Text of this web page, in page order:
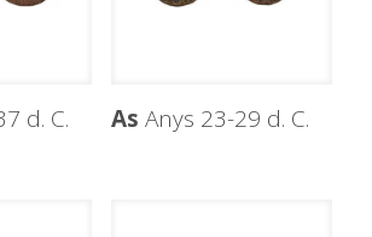
d. C. As Anys 23-29 d. C.